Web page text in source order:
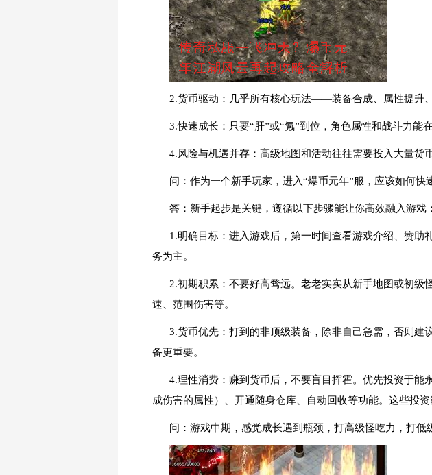
2.货币驱动：几乎所有核心玩法——装备合成、属性提升
3.快速成长：只要“肝”或“氪”到位，角色属性和战斗力能
4.风险与机遇并存：高级地图和活动往往需要投入大量货
问：作为一个新手玩家，进入“爆币元年”服，应该如何快
答：新手起步是关键，遵循以下步骤能让你高效融入游戏：
1.明确目标：进入游戏后，第一时间查看游戏介绍、赞
务为主。
2.初期积累：不要好高骛远。老老实实从新手地图或初
速、范围伤害等。
3.货币优先：打到的非顶级装备，除非自己急需，否则建
备更重要。
4.理性消费：赚到货币后，不要盲目挥霍。优先投资于
成伤害的属性）、开通随身仓库、自动回收等功能。这些投
问：游戏中期，感觉成长遇到瓶颈，打高级怪吃力，打低